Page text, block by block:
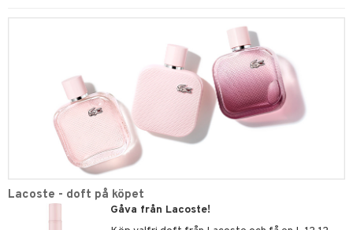
Lacoste - doft på köpet
Gåva från Lacoste!